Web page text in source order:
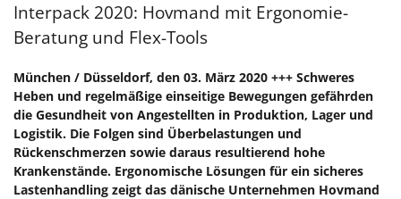
Interpack 2020: Hovmand mit Ergonomie-
Beratung und Flex-Tools
München / Düsseldorf, den 03. März 2020 +++ Schweres
Heben und regelmäßige einseitige Bewegungen gefährden
die Gesundheit von Angestellten in Produktion, Lager und
Logistik. Die Folgen sind Überbelastungen und
Rückenschmerzen sowie daraus resultierend hohe
Krankenstände. Ergonomische Lösungen für ein sicheres
Lastenhandling zeigt das dänische Unternehmen Hovmand